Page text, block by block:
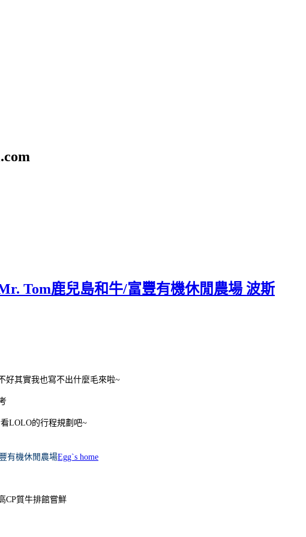
Tom鹿兒島和牛/富豐有機休閒農場 波斯
好其實我也寫不出什麼毛來啦~
LOLO的行程規劃吧~
有機休閒農場Egg`s home
CP質牛排館嘗鮮